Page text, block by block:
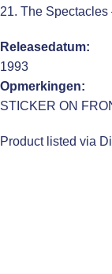
21. The Spectacles
Releasedatum:
1993
Opmerkingen:
STICKER ON
Product listed via